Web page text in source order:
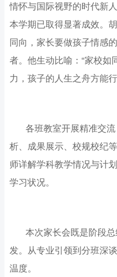
情怀与国际视野的时代新
本学期已取得显著成效。
同向，家长要做孩子情感
者。他生动比喻：“家校如
力，孩子的人生之舟方能
各班教室开展精准交
析、成果展示、校规校纪
师详解学科教学情况与计
学习状况。
本次家长会既是阶段
发。从专业引领到分班深
温度。